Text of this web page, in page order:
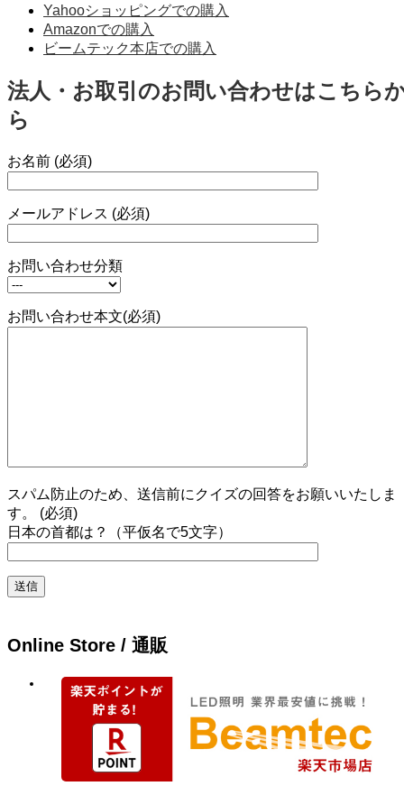
Yahooショッピングでの購入
Amazonでの購入
ビームテック本店での購入
法人・お取引のお問い合わせはこちら
ら
お名前 (必須)
メールアドレス (必須)
お問い合わせ分類
お問い合わせ本文(必須)
スパム防止のため、送信前にクイズの回答をお願いいたしま
す。 (必須)
日本の首都は？（平仮名で5文字）
Online Store / 通販